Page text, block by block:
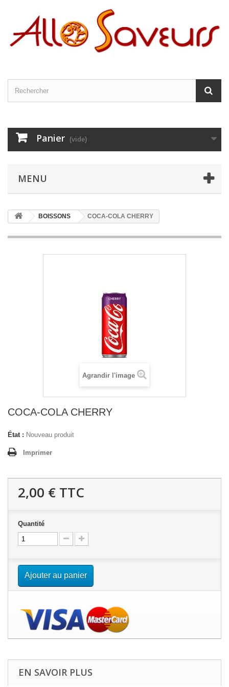
Panier (vide)
MENU
BOISSONS COCA-COLA CHERRY
Agrandir l'image
COCA-COLA CHERRY
État : Nouveau produit
Imprimer
2,00 € TTC
Quantité
Ajouter au panier
EN SAVOIR PLUS